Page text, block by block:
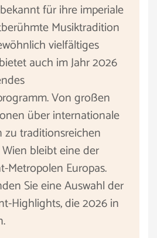
für ihre imperiale
Musiktradition
vielfältiges
auch im Jahr 2026
Von großen
über internationale
zu traditionsreichen
bleibt eine der
Metropolen Europas.
Sie eine Auswahl der
Highlights, die 2026 in